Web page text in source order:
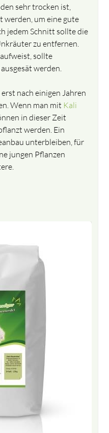
sehr trocken ist,
werden, um eine gute
jedem Schnitt sollte die
zu entfernen.
sollte
werden.
nach einigen Jahren
Wenn man mit Kali
in dieser Zeit
werden. Ein
unterbleiben, für
jungen Pflanzen